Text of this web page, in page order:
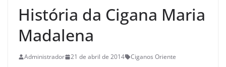
História da Cigana Maria
Madalena
Administrador 21 de abril de 2014 Ciganos Oriente